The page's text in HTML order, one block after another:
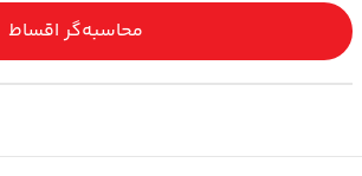
محاسبه‌گر اقساط